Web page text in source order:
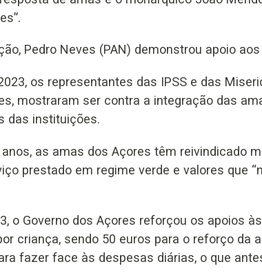
Pedro Neves (PAN) demonstrou apoio
os representantes das IPSS e das
mostraram ser contra a integração das
das instituições.
as amas dos Açores têm reivindicado
prestado em regime verde e valores que
o Governo dos Açores reforçou os apoios
criança, sendo 50 euros para o reforço da
fazer face às despesas diárias, o que